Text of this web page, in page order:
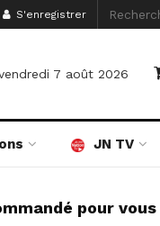
S'enregistrer
7 août 2026
JN TV
pour vous